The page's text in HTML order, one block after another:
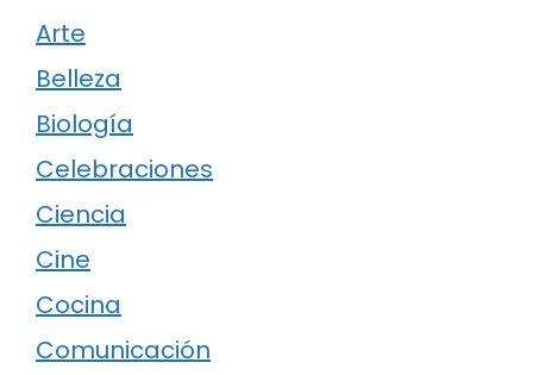
Arte
Belleza
Biología
Celebraciones
Ciencia
Cine
Cocina
Comunicación